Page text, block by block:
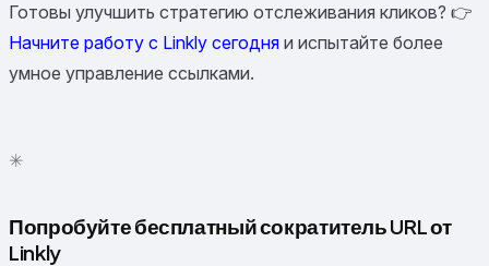
Готовы улучшить стратегию отслеживания кликов? 👉
Начните работу с Linkly сегодня и испытайте более
умное управление ссылками.
✳
Попробуйте бесплатный сократитель URL от
Linkly